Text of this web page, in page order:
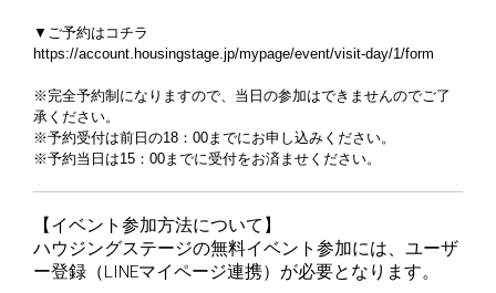
▼ご予約はコチラ
https://account.housingstage.jp/mypage/event/visit-day/1/form
※完全予約制になりますので、当日の参加はできませんのでご了
承ください。
※予約受付は前日の18：00までにお申し込みください。
※予約当日は15：00までに受付をお済ませください。
【イベント参加方法について】
ハウジングステージの無料イベント参加には、ユーザ
ー登録（LINEマイページ連携）が必要となります。